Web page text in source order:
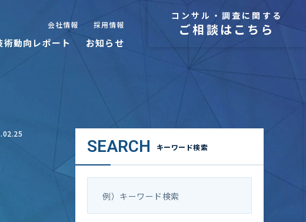
術動向レポート お知らせ
会社情報 採用情報
コンサル・調査に関する
ご相談はこちら
SEARCH キーワード検索